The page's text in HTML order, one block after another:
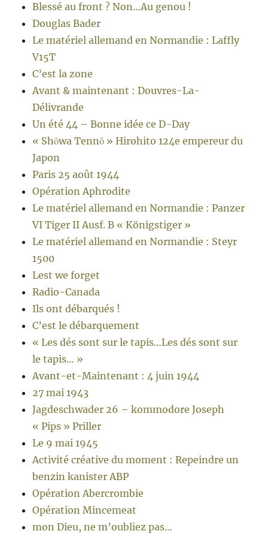
Blessé au front ? Non…Au genou !
Douglas Bader
Le matériel allemand en Normandie : Laffly
V15T
C’est la zone
Avant & maintenant : Douvres-La-
Délivrande
Un été 44 – Bonne idée ce D-Day
« Shōwa Tennō » Hirohito 124e empereur du
Japon
Paris 25 août 1944
Opération Aphrodite
Le matériel allemand en Normandie : Panzer
VI Tiger II Ausf. B « Königstiger »
Le matériel allemand en Normandie : Steyr
1500
Lest we forget
Radio-Canada
Ils ont débarqués !
C’est le débarquement
« Les dés sont sur le tapis…Les dés sont sur
le tapis… »
Avant-et-Maintenant : 4 juin 1944
27 mai 1943
Jagdeschwader 26 – kommodore Joseph
« Pips » Priller
Le 9 mai 1945
Activité créative du moment : Repeindre un
benzin kanister ABP
Opération Abercrombie
Opération Mincemeat
mon Dieu, ne m’oubliez pas…